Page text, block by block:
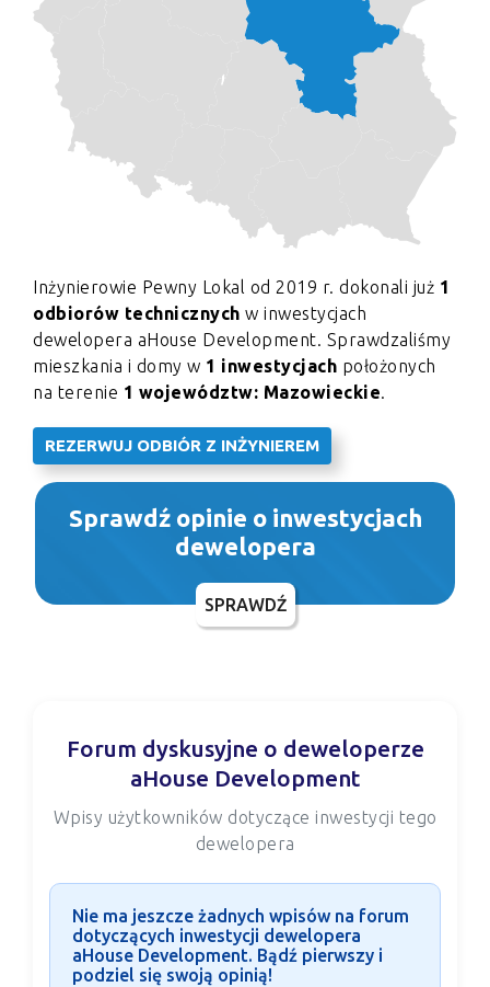
Inżynierowie Pewny Lokal od 2019 r. dokonali już 1
odbiorów technicznych w inwestycjach
dewelopera aHouse Development. Sprawdzaliśmy
mieszkania i domy w 1 inwestycjach położonych
na terenie 1 województw: Mazowieckie.
REZERWUJ ODBIÓR Z INŻYNIEREM
Sprawdź opinie o inwestycjach
dewelopera
SPRAWDŹ
Forum dyskusyjne o deweloperze
aHouse Development
Wpisy użytkowników dotyczące inwestycji tego
dewelopera
Nie ma jeszcze żadnych wpisów na forum
dotyczących inwestycji dewelopera
aHouse Development. Bądź pierwszy i
podziel się swoją opinią!